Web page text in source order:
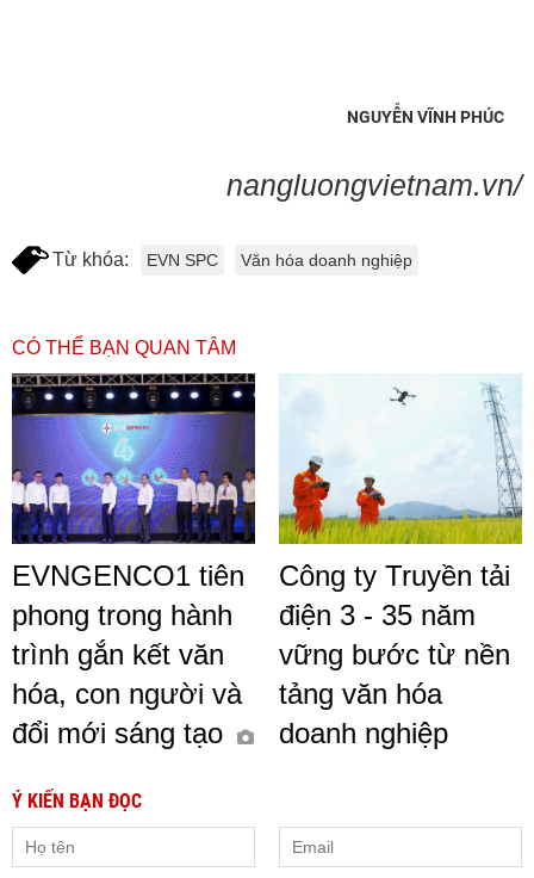
NGUYỄN VĨNH PHÚC
nangluongvietnam.vn/
Từ khóa: EVN SPC Văn hóa doanh nghiệp
CÓ THỂ BẠN QUAN TÂM
EVNGENCO1 tiên
phong trong hành
trình gắn kết văn
hóa, con người và
đổi mới sáng tạo
Công ty Truyền tải
điện 3 - 35 năm
vững bước từ nền
tảng văn hóa
doanh nghiệp
Ý KIẾN BẠN ĐỌC